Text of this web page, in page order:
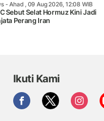
- Ahad , 09 Aug 2026, 12:08 WIB
Sebut Selat Hormuz Kini Jadi
Perang Iran
Ikuti Kami